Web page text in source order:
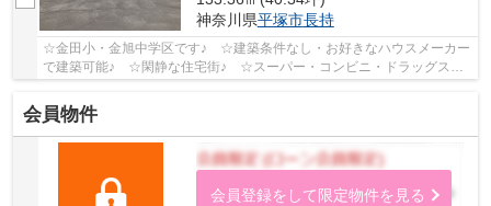
神奈川県平塚市長持
☆金田小・金旭中学区です♪ ☆建築条件なし・お好きなハウスメーカー
で建築可能♪ ☆閑静な住宅街♪ ☆スーパー・コンビニ・ドラッグスト
会員物件
会員登録をして限定物件を見る